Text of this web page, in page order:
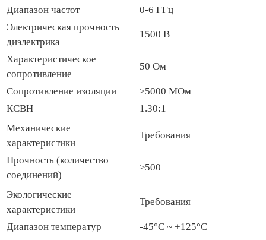
Диапазон частот
0-6 ГГц
Электрическая прочность
диэлектрика
1500 В
Характеристическое
сопротивление
50 Ом
Сопротивление изоляции
≥5000 МОм
КСВН
1.30:1
Механические
характеристики
Требования
Прочность (количество
соединений)
≥500
Экологические
характеристики
Требования
Диапазон температур
-45°C ~ +125°C